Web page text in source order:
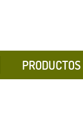
PRODUCTOS